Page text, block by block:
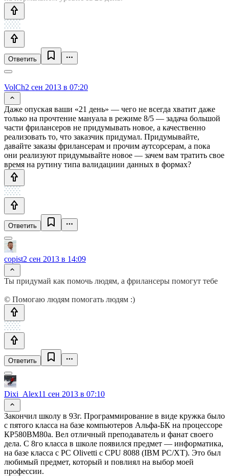
Ответить
VolCh2 сен 2013 в 07:20
Даже опуская ваши «21 день» — чего не всегда хватит даже
только на прочтение мануала в режиме 8/5 — задача большой
части фрилансеров не придумывать новое, а качественно
реализовать то, что заказчик придумал. Придумывайте,
давайте заказы фрилансерам и прочим аутсорсерам, а пока
они реализуют придумывайте новое — зачем вам тратить свое
время на рутину типа валидациии данных в формах?
Ответить
copist2 сен 2013 в 14:09
Ты придумай как помочь людям, а фрилансеры помогут тебе
© Помогаю людям помогать людям :)
Ответить
Dixi_Alex11 сен 2013 в 07:10
Закончил школу в 93г. Программирование в виде кружка было
с пятого класса на базе компьютеров Альфа-БК на процессоре
КР580ВМ80а. Вел отличный преподаватель и фанат своего
дела. С 8го класса в школе появился предмет — информатика,
на базе класса с PC Olivetti c CPU 8088 (IBM PC/XT). Это был
любимый предмет, который и повлиял на выбор моей
профессии.